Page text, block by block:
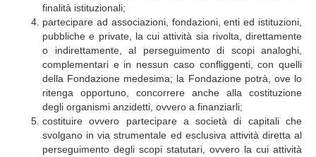
finalità istituzionali;
partecipare ad associazioni, fondazioni, enti ed istituzioni,
pubbliche e private, la cui attività sia rivolta, direttamente
o indirettamente, al perseguimento di scopi analoghi,
complementari e in nessun caso confliggenti, con quelli
della Fondazione medesima; la Fondazione potrà, ove lo
ritenga opportuno, concorrere anche alla costituzione
degli organismi anzidetti, ovvero a finanziarli;
costituire ovvero partecipare a società di capitali che
svolgano in via strumentale ed esclusiva attività diretta al
perseguimento degli scopi statutari, ovvero la cui attività